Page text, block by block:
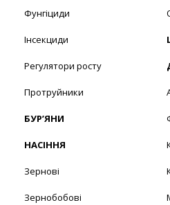
Фунгіциди
Інсекциди
Регулятори росту
Протруйники
БУР’ЯНИ
НАСІННЯ
Зернові
Зернобобові